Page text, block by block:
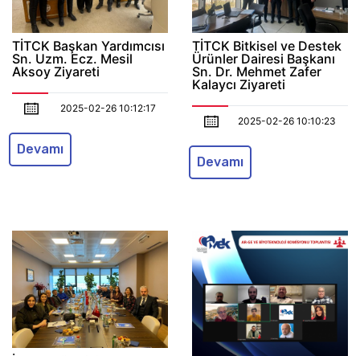
TİTCK Başkan Yardımcısı
Sn. Uzm. Ecz. Mesil
Aksoy Ziyareti
2025-02-26 10:12:17
Devamı
TİTCK Bitkisel ve Destek
Ürünler Dairesi Başkanı
Sn. Dr. Mehmet Zafer
Kalaycı Ziyareti
2025-02-26 10:10:23
Devamı